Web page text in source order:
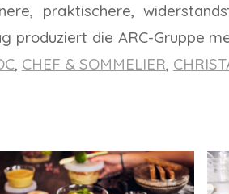
praktischere,
produziert die ARC-Gruppe
, CHEF & SOMMELIER,